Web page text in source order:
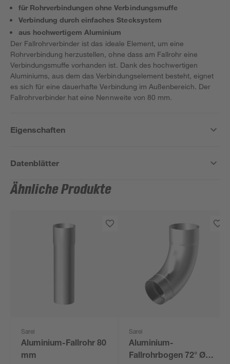
für Rohrverbindungen ohne Verbindungsmuffe
Verbindung durch einfaches Stecksystem
aus hochwertigem Aluminium
Der Fallrohrverbinder ist das ideale Element, um eine
Rohrverbindung herzustellen, ohne dass am Fallrohr eine
Verbindungsmuffe vorhanden ist. Dank des hochwertigen
Aluminiums, aus dem das Verbindungselement besteht, eignet
es sich für eine dauerhafte Verbindung im Außenbereich. Der
Fallrohrverbinder hat eine Nennweite von 80 mm.
Eigenschaften
Datenblätter
Ähnliche Produkte
Sarei
Aluminium-Fallrohr 80
mm
Sarei
Aluminium-
Fallrohrbogen 72° Ø 8